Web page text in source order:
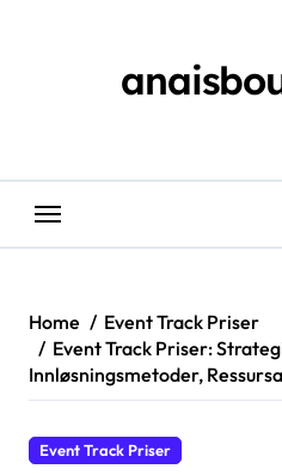
Home
Event Track Priser
Event Track Priser:
Innløsningsmetoder,
Event Track Priser